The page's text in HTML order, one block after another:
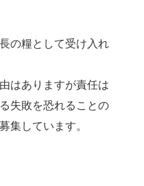
の糧として受け入れ
はありますが責任は
失敗を恐れることの
集しています。